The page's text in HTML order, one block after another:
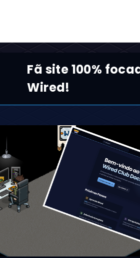
Fã site 100%
Wired!